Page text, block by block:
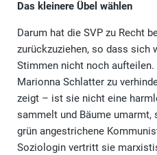
Das kleinere Übel wählen
Darum hat die SVP zu Recht
zurückzuziehen, so dass sich
Stimmen nicht noch
Marionna Schlatter zu
zeigt – ist sie nicht eine
sammelt und Bäume umarmt,
grün angestrichene
Soziologin vertritt sie